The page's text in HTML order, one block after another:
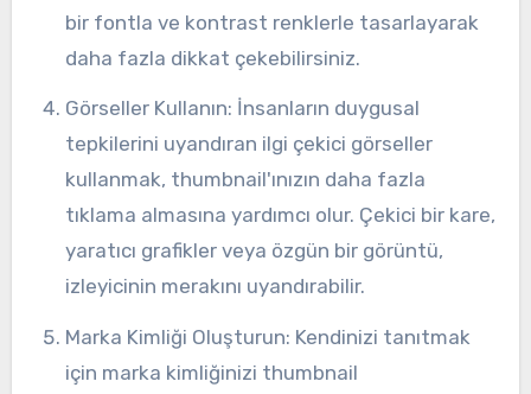
bir fontla ve kontrast renklerle tasarlayarak
daha fazla dikkat çekebilirsiniz.
Görseller Kullanın: İnsanların duygusal
tepkilerini uyandıran ilgi çekici görseller
kullanmak, thumbnail'ınızın daha fazla
tıklama almasına yardımcı olur. Çekici bir kare,
yaratıcı grafikler veya özgün bir görüntü,
izleyicinin merakını uyandırabilir.
Marka Kimliği Oluşturun: Kendinizi tanıtmak
için marka kimliğinizi thumbnail